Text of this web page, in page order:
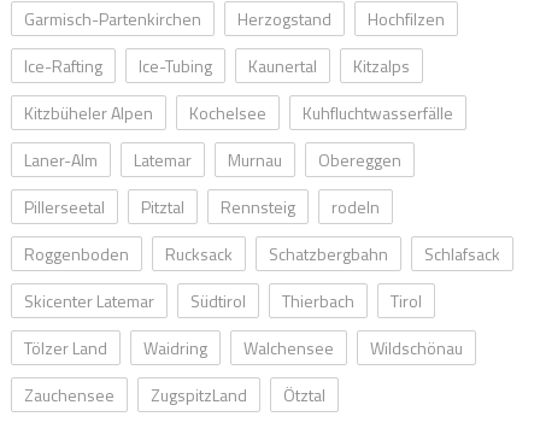
Garmisch-Partenkirchen
Herzogstand
Hochfilzen
Ice-Rafting
Ice-Tubing Kaunertal
Kitzalps
Kitzbüheler Alpen
Kochelsee
Kuhfluchtwasserfälle
Laner-Alm
Latemar Murnau
Obereggen
Pillerseetal
Pitztal Rennsteig
rodeln
Roggenboden
Rucksack Schatzbergbahn
Schlafsack
Skicenter Latemar
Südtirol Thierbach
Tirol
Tölzer Land
Waidring Walchensee
Wildschönau
Zauchensee
ZugspitzLand Ötztal